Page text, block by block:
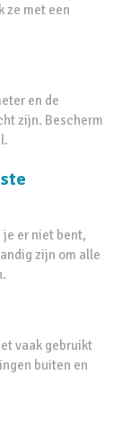
ze met een
en de
zijn. Bescherm
je er niet bent,
zijn om alle
vaak gebruikt
buiten en